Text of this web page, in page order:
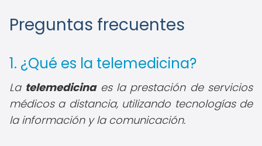
Preguntas frecuentes
1. ¿Qué es la telemedicina?
La telemedicinaes la prestación de servicios
médicos a distancia, utilizando tecnologías de
la información y la comunicación.